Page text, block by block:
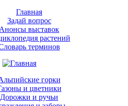
Главная
Задай вопрос
Анонсы выставок
растений
терминов
горки
и цветники
Дорожки и ручьи